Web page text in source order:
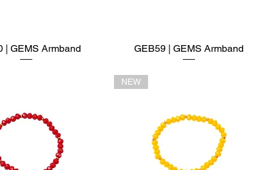
| GEMS Armband Schnellansicht
GEB59 | GEMS Armband
NEW